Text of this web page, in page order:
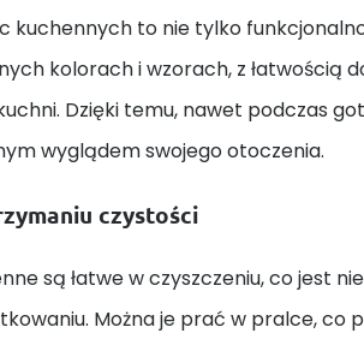
kuchennych to nie tylko
kolorach i wzorach, z łatwością
Dzięki temu, nawet podczas
wyglądem swojego otoczenia.
czystości
są łatwe w czyszczeniu, co jest
Można je prać w pralce, co